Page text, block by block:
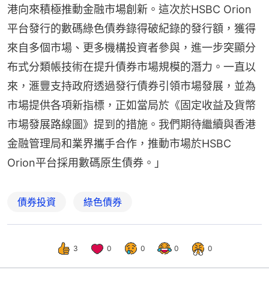
港向來積極推動金融市場創新。這次於HSBC Orion
平台發行的數碼綠色債券錄得破紀錄的發行額，獲得
來自多個市場、更多機構投資者參與，進一步突顯分
布式分類帳技術在提升債券市場規模的潛力。一直以
來，滙豐支持政府透過發行債券引領市場發展，並為
市場提供各項新指標，正如當局於《固定收益及貨幣
市場發展路線圖》提到的措施。我們期待繼續與香港
金融管理局和業界攜手合作，推動市場於HSBC
Orion平台採用數碼原生債券。」
債券投資 綠色債券
3 0 0 0 0